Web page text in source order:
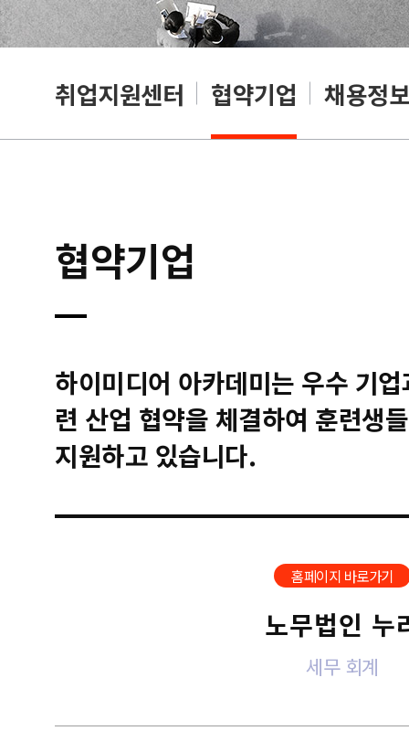
취업지원센터 협약기업 채용정보
협약기업
하이미디어 아카데미는 우수 기
련 산업 협약을 체결하여 훈련생
지원하고 있습니다.
홈페이지 바로가기
노무법인 누
세무 회계